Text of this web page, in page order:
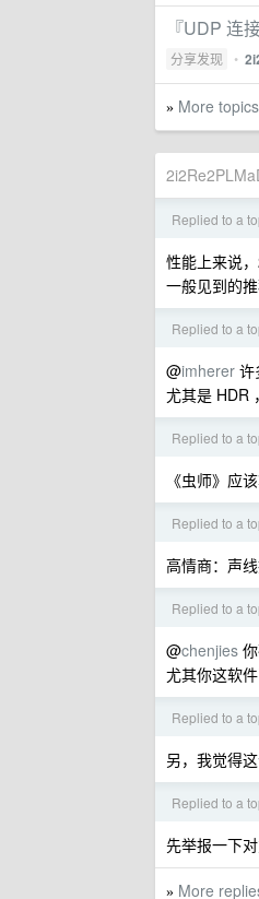
『UDP 连
分享发现 •
» More
Replied to a
性能上来说
一般见到的
Replied to a
@imherer 许
尤其是 HDR
Replied to a
《虫师》应
Replied to a
高情商：声
Replied to a
@chenjies
尤其你这软
Replied to a
另，我觉得
Replied to a
先举报一下
» More